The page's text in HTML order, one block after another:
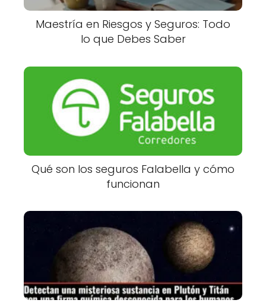
Maestría en Riesgos y Seguros: Todo
lo que Debes Saber
Qué son los seguros Falabella y cómo
funcionan